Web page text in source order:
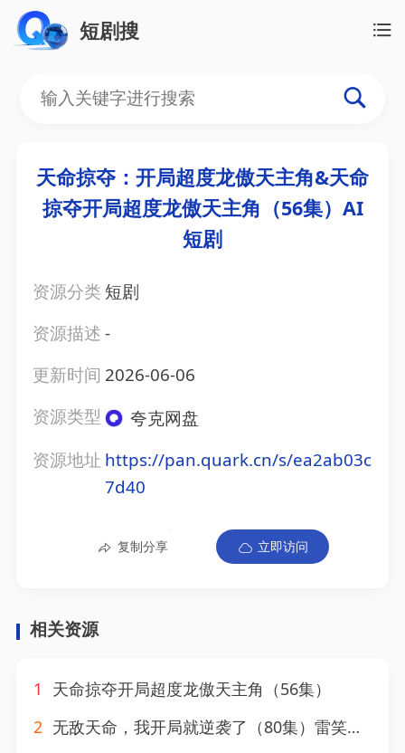
短剧搜
天命掠夺：开局超度龙傲天主角&天命
掠夺开局超度龙傲天主角（56集）AI
短剧
资源分类 短剧
资源描述-
更新时间 2026-06-06
资源类型
夸克网盘
资源地址 https://pan.quark.cn/s/ea2ab03c
7d40
复制分享 立即访问
相关资源
1
天命掠夺开局超度龙傲天主角（56集）
2 无敌天命，我开局就逆袭了（80集）雷笑言&张灵菲